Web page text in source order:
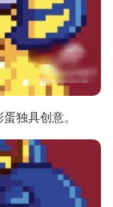
独具创意。